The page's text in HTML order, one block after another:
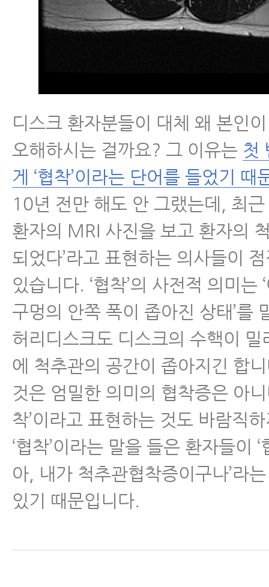
- 허리디스크협착증
- 척추협착증치료 후 허리펴짐
- 척추협착증 MRI와 임상증상
- 척추협착증 생활수칙 10가지
- 척추협착증 허리디스크 차이점
- 척추협착증수술 후 인접분절질환
- 척추협착증수술 부작용-척추수
- 척추협착증 한방치료 비용, 비싸
- 협착증 치료, 이런 분들일수록
좋다
- 협착증이 아닌 디스크 환자가 협
하는 경우가 많이 늘고 있다
- 협착증 한방치료로 신경압박이
이는 증거가 있습니다
- 척추협착증 한방치료비용과 실
- 허리디스크, 척추관협착증 MRI
디스크 환자분들이 대체 왜 본인
오해하시는 걸까요? 그 이유는 첫
게 ‘협착’이라는 단어를 들었기 때
10년 전만 해도 안 그랬는데, 최
환자의 MRI 사진을 보고 환자의
되었다’라고 표현하는 의사들이
있습니다. ‘협착’의 사전적 의미는
구멍의 안쪽 폭이 좁아진 상태’를
허리디스크도 디스크의 수핵이 밀
에 척추관의 공간이 좁아지긴 합
것은 엄밀한 의미의 협착증은 아
착’이라고 표현하는 것도 바람직
‘협착’이라는 말을 들은 환자들이
아, 내가 척추관협착증이구나’라
있기 때문입니다.